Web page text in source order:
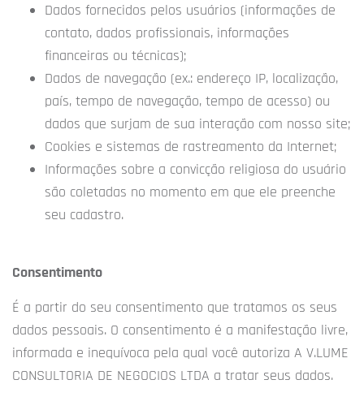
Dados fornecidos pelos usuários (informações de
contato, dados profissionais, informações
financeiras ou técnicas);
Dados de navegação (ex.: endereço IP, localização,
país, tempo de navegação, tempo de acesso) ou
dados que surjam de sua interação com nosso site;
Cookies e sistemas de rastreamento da Internet;
Informações sobre a convicção religiosa do usuário
são coletadas no momento em que ele preenche
seu cadastro.
Consentimento
É a partir do seu consentimento que tratamos os seus
dados pessoais. O consentimento é a manifestação livre,
informada e inequívoca pela qual você autoriza A V.LUME
CONSULTORIA DE NEGOCIOS LTDA a tratar seus dados.